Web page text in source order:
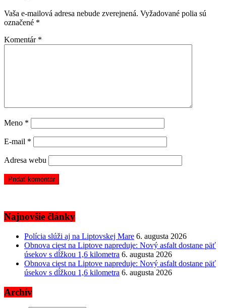
Vaša e-mailová adresa nebude zverejnená. Vyžadované polia sú
označené *
Komentár *
Meno *
E-mail *
Adresa webu
Najnovšie články
Polícia slúži aj na Liptovskej Mare 6. augusta 2026
Obnova ciest na Liptove napreduje: Nový asfalt dostane päť
úsekov s dĺžkou 1,6 kilometra 6. augusta 2026
Obnova ciest na Liptove napreduje: Nový asfalt dostane päť
úsekov s dĺžkou 1,6 kilometra 6. augusta 2026
Archív